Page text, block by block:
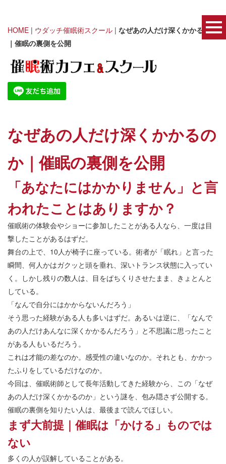
HOME | ウダッチ催眠術スクール | なぜあの人だけ深くかかるのか
｜催眠の裏側を公開
なぜあの人だけ深くかかるの
か｜催眠の裏側を公開
「あなたにはかかりません」と言
われたことはありますか？
催眠術の体験会やショーに参加したことがある人なら、一度は目
撃したことがあるはずだ。
舞台の上で、10人が椅子に座っている。術者が「眠れ」と言った
瞬間、何人かはガクッと頭を垂れ、深いトランス状態に入ってい
く。しかし残りの数人は、目をぱちくりさせたまま、きょとんと
している。
「なんで自分にはかからないんだろう」
そう思った経験がある人も多いはずだ。あるいは逆に、「なんで
あの人だけあんなに深くかかるんだろう」と不思議に思ったこと
がある人もいるだろう。
これは才能の差なのか。感受性の違いなのか。それとも、かかっ
たふりをしているだけなのか。
今回は、催眠術師として長年活動してきた経験から、この「なぜ
あの人だけ深くかかるのか」という謎を、包み隠さず公開する。
催眠の裏側を知りたい人は、最後まで読んでほしい。
まず大前提｜催眠は「かける」ものでは
ない
多くの人が誤解していることがある。